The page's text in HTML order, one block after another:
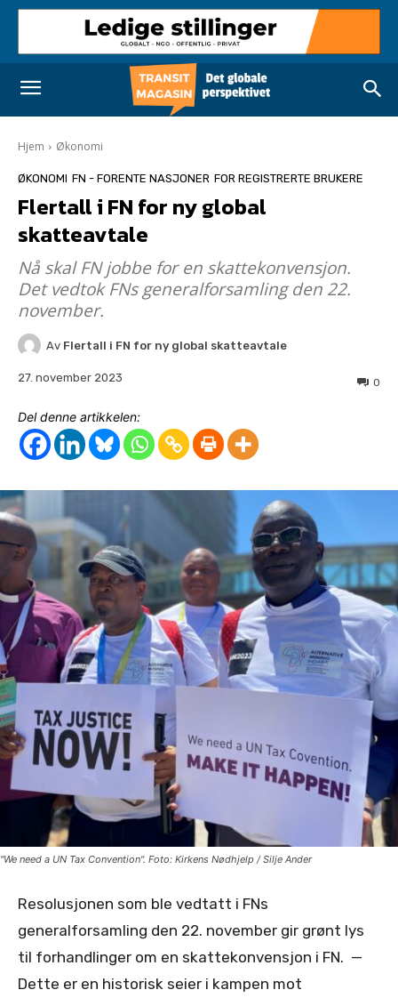
Hjem Økonomi
ØKONOMI FN - FORENTE NASJONER FOR REGISTRERTE BRUKERE
Flertall i FN for ny global
skatteavtale
Nå skal FN jobbe for en skattekonvensjon.
Det vedtok FNs generalforsamling den 22.
november.
Av Flertall i FN for ny global skatteavtale
27. november 2023 0
Del denne artikkelen:
"We need a UN Tax Convention". Foto: Kirkens Nødhjelp / Silje Ander
Resolusjonen som ble vedtatt i FNs
generalforsamling den 22. november gir grønt lys
til forhandlinger om en skattekonvensjon i FN. —
Dette er en historisk seier i kampen mot